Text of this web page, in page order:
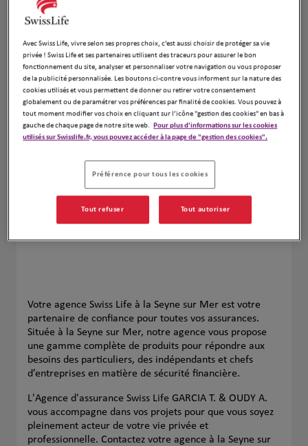
Leaflet| Map ©2026HERE
Naviguer Itinéraire
Votre agence Swiss Life à la Seyne sur Mer est votre
partenaire de confiance pour toutes vos assurances.
Située à la Seyne sur Mer, notre agence vous propose
une gamme complète de produits pour répondre aux
besoins des particuliers, des indépendants et chefs
d’entreprises en matière de sécurité financière.
L'Agence d'assurance Swiss Life GARCIA T. & OUDY A.
vous accompagne dans vos projets pour que vous soyez
pleinement acteur de votre vie privée et
professionnelle. Contactez votre agence à la Seyne sur
Avec Swiss Life, vivre selon ses propres choix, c’est aussi choisir de protéger sa vie
privée ! Swiss Life et ses partenaires utilisent des traceurs pour assurer le bon
fonctionnement du site, analyser et personnaliser votre navigation ou vous proposer
de la publicité personnalisée. Les boutons ci-contre vous informent sur la nature des
cookies utilisés et vous permettent de donner ou retirer votre consentement
globalement ou de paramétrer vos préférences par finalité de cookies. Vous pouvez à
tout moment modifier vos choix en cliquant sur l’icône "gestion des cookies" en bas à
gauche de chaque page de notre site web. Pour plus d'informations sur les cookies
utilisés sur Swisslife.fr, vous pouvez accéder à la page de "gestion des cookies".
Préférence pour tous les cookies
Tout refuser Tout autoriser